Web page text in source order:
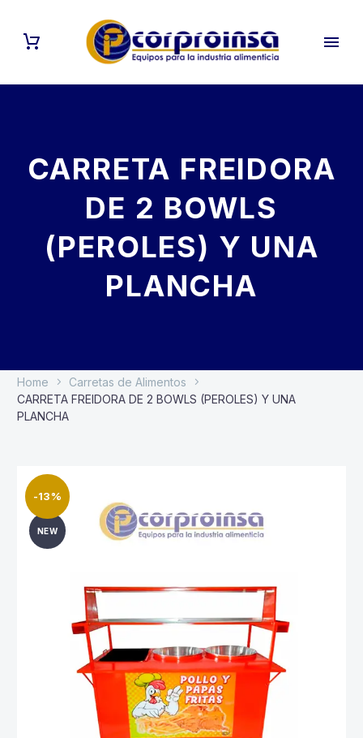
CARRETA FREIDORA
DE 2 BOWLS
(PEROLES) Y UNA
PLANCHA
Home
Carretas de Alimentos
CARRETA FREIDORA DE 2 BOWLS (PEROLES) Y UNA
PLANCHA
-13%
NEW